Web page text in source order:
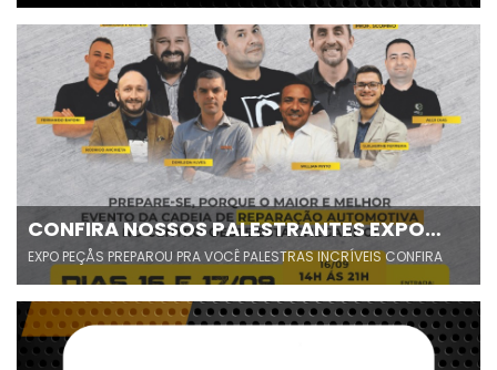
CONFIRA NOSSOS PALESTRANTES EXPO
PEÇÅS 2022
EXPO PEÇÅS PREPAROU PRA VOCÊ PALESTRAS INCRÍVEIS CONFIRA